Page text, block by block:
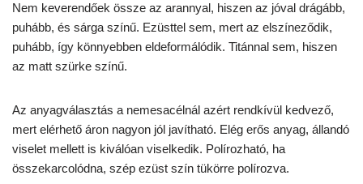
Nem keverendőek össze az arannyal, hiszen az jóval drágább,
puhább, és sárga színű. Ezüsttel sem, mert az elszíneződik,
puhább, így könnyebben eldeformálódik. Titánnal sem, hiszen
az matt szürke színű.
Az anyagválasztás a nemesacélnál azért rendkívül kedvező,
mert elérhető áron nagyon jól javítható. Elég erős anyag, állandó
viselet mellett is kiválóan viselkedik. Polírozható, ha
összekarcolódna, szép ezüst szín tükörre polírozva.